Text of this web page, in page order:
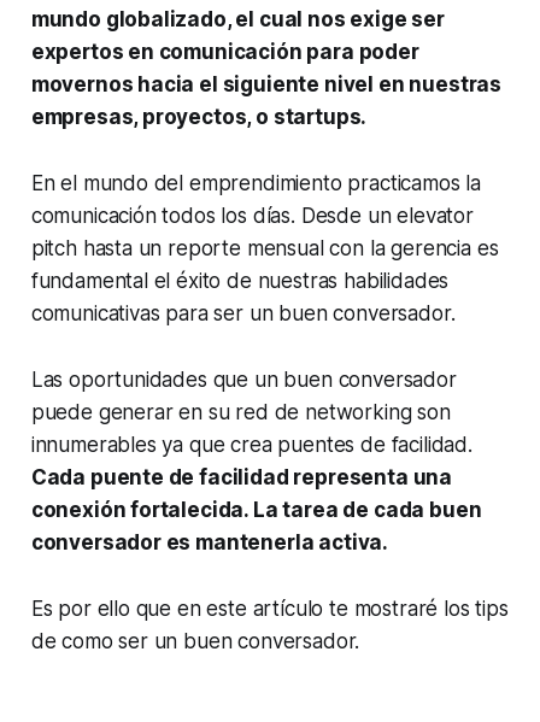
mundo globalizado, el cual nos exige ser
expertos en comunicación para poder
movernos hacia el siguiente nivel en nuestras
empresas, proyectos, o startups.
En el mundo del emprendimiento practicamos la
comunicación todos los días. Desde un elevator
pitch hasta un reporte mensual con la gerencia es
fundamental el éxito de nuestras habilidades
comunicativas para ser un buen conversador.
Las oportunidades que un buen conversador
puede generar en su red de networking son
innumerables ya que crea puentes de facilidad.
Cada puente de facilidad representa una
conexión fortalecida. La tarea de cada buen
conversador es mantenerla activa.
Es por ello que en este artículo te mostraré los tips
de como ser un buen conversador.